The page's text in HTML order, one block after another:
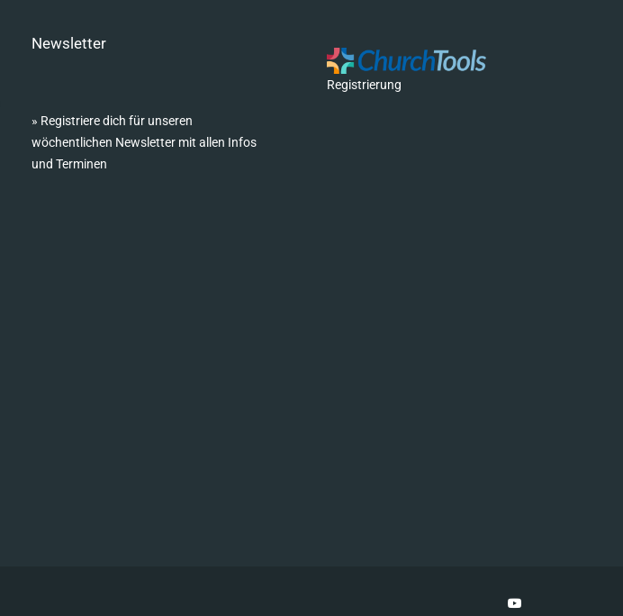
Newsletter
» Registriere dich für unseren
wöchentlichen Newsletter mit allen Infos
und Terminen
Registrierung